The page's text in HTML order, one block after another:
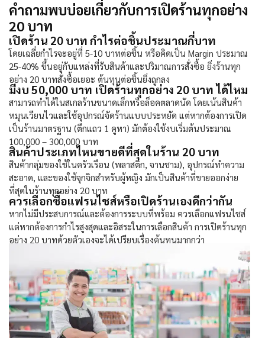
คำถามพบบ่อยเกี่ยวกับการเปิดร้านทุกอย่าง
20 บาท
เปิดร้าน 20 บาท กำไรต่อชิ้นประมาณกี่บาท
โดยเฉลี่ยกำไรจะอยู่ที่ 5-10 บาทต่อชิ้น หรือคิดเป็น Margin ประมาณ
25-40% ขึ้นอยู่กับแหล่งที่รับสินค้าและปริมาณการสั่งซื้อ ยิ่งร้านทุก
อย่าง 20 บาทสั่งซื้อเยอะ ต้นทุนต่อชิ้นยิ่งถูกลง
มีงบ 50,000 บาท เปิดร้านทุกอย่าง 20 บาท ได้ไหม
สามารถทำได้ในสเกลร้านขนาดเล็กหรือล็อคตลาดนัด โดยเน้นสินค้า
หมุนเวียนไวและใช้อุปกรณ์จัดร้านแบบประหยัด แต่หากต้องการเปิด
เป็นร้านมาตรฐาน (ตึกแถว 1 คูหา) มักต้องใช้งบเริ่มต้นประมาณ
100,000 – 300,000 บาท
สินค้าประเภทไหนขายดีที่สุดในร้าน 20 บาท
สินค้ากลุ่มของใช้ในครัวเรือน (พลาสติก, จานชาม), อุปกรณ์ทำความ
สะอาด, และของใช้จุกจิกสำหรับผู้หญิง มักเป็นสินค้าที่ขายออกง่าย
ที่สุดในร้านทุกอย่าง 20 บาท
ควรเลือกซื้อแฟรนไชส์หรือเปิดร้านเองดีกว่ากัน
หากไม่มีประสบการณ์และต้องการระบบที่พร้อม ควรเลือกแฟรนไชส์
แต่หากต้องการกำไรสูงสุดและอิสระในการเลือกสินค้า การเปิดร้านทุก
อย่าง 20 บาทด้วยตัวเองจะได้เปรียบเรื่องต้นทุนมากกว่า